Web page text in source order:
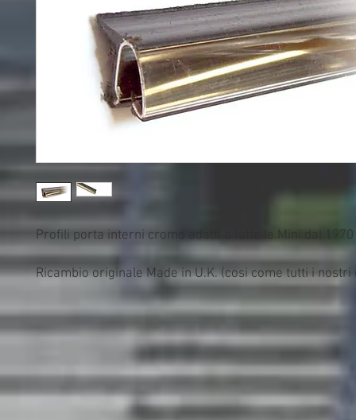
Profili porta interni cromo adatti a tutte le Mini dal
Ricambio originale Made in U.K. (cosi come tutti i